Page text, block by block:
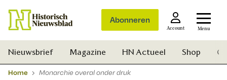
Abonneren
Account Menu
Nieuwsbrief Magazine HN Actueel Shop
Home Monarchie overal onder druk